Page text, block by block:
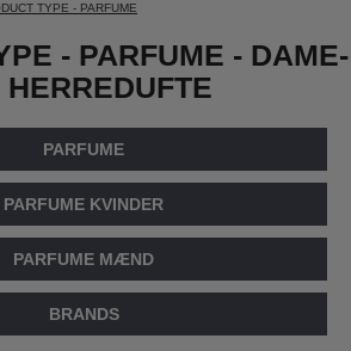
TYPE - PARFUME
- PARFUME - DAME-
HERREDUFTE
PARFUME
PARFUME KVINDER
PARFUME MÆND
BRANDS